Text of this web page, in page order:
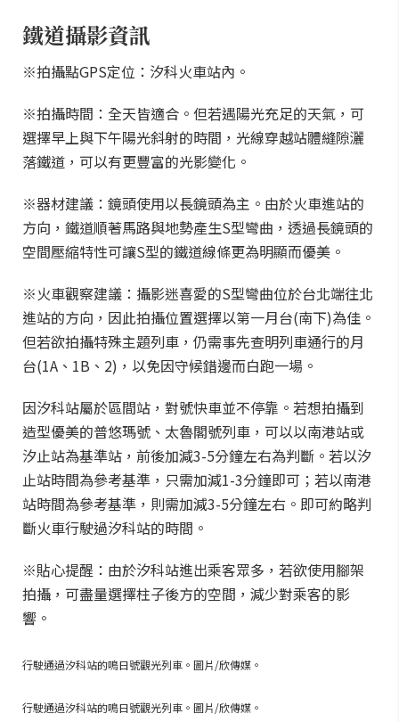
鐵道攝影資訊
※拍攝點GPS定位：汐科火車站內。
※拍攝時間：全天皆適合。但若遇陽光充足的天氣，可
選擇早上與下午陽光斜射的時間，光線穿越站體縫隙灑
落鐵道，可以有更豐富的光影變化。
※器材建議：鏡頭使用以長鏡頭為主。由於火車進站的
方向，鐵道順著馬路與地勢產生S型彎曲，透過長鏡頭的
空間壓縮特性可讓S型的鐵道線條更為明顯而優美。
※火車觀察建議：攝影迷喜愛的S型彎曲位於台北端往北
進站的方向，因此拍攝位置選擇以第一月台(南下)為佳。
但若欲拍攝特殊主題列車，仍需事先查明列車通行的月
台(1A、1B、2)，以免因守候錯邊而白跑一場。
因汐科站屬於區間站，對號快車並不停靠。若想拍攝到
造型優美的普悠瑪號、太魯閣號列車，可以以南港站或
汐止站為基準站，前後加減3-5分鐘左右為判斷。若以汐
止站時間為參考基準，只需加減1-3分鐘即可；若以南港
站時間為參考基準，則需加減3-5分鐘左右。即可約略判
斷火車行駛過汐科站的時間。
※貼心提醒：由於汐科站進出乘客眾多，若欲使用腳架
拍攝，可盡量選擇柱子後方的空間，減少對乘客的影
響。
行駛通過汐科站的鳴日號觀光列車。圖片/欣傳媒。
行駛通過汐科站的鳴日號觀光列車。圖片/欣傳媒。